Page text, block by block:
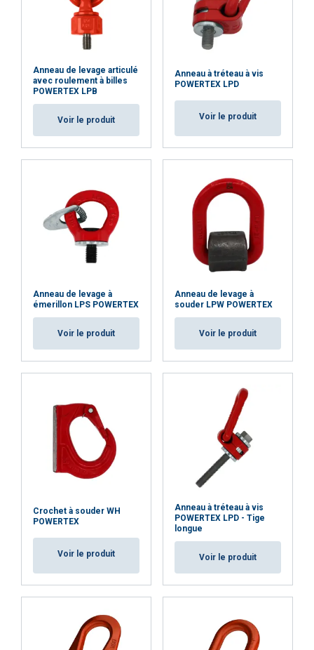
Anneau de levage articulé
avec roulement à billes
POWERTEX LPB
Voir le produit
Anneau à tréteau à vis
POWERTEX LPD
Voir le produit
Anneau de levage à
émerillon LPS POWERTEX
Voir le produit
Anneau de levage à
souder LPW POWERTEX
Voir le produit
Crochet à souder WH
POWERTEX
Voir le produit
Anneau à tréteau à vis
POWERTEX LPD - Tige
longue
Voir le produit
Nous partageons également des informations
sur votre utilisation de notre site avec nos
partenaires de publicité et d'analyse qui peuvent
les combiner avec d'autres informations que
vous leur avez fournies ou qu'ils ont collectées
lors de votre utilisation de leurs services.
Privacy Policy
Strictement
nécessaires
Performance Ciblage
Fonctionnalité Non classifiés
ACCEPTER TOUT
AFFICHER LES DÉTAILS